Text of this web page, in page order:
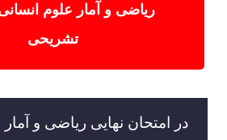
ریاضی و آمار علوم
تشریحی